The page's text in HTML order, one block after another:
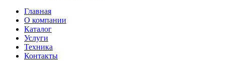
Главная
О компании
Каталог
Услуги
Техника
Контакты